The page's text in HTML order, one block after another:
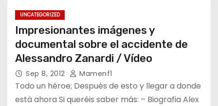
UNCATEGORIZED
Impresionantes imágenes y
documental sobre el accidente de
Alessandro Zanardi / Vídeo
Sep 8, 2012 Mamenf1
Todo un héroe; Después de esto y llegar a donde
está ahora Si queréis saber más: – Biografia Alex